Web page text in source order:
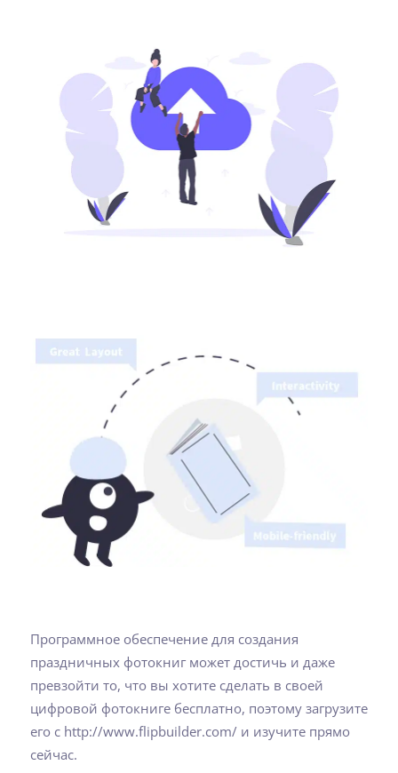
Программное обеспечение для создания
праздничных фотокниг может достичь и даже
превзойти то, что вы хотите сделать в своей
цифровой фотокниге бесплатно, поэтому загрузите
его с http://www.flipbuilder.com/ и изучите прямо
сейчас.